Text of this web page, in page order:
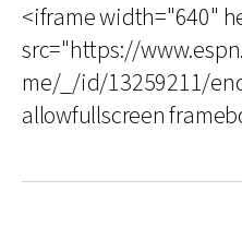
<iframe width="640"
src="https://
me/_/id/13259211/
allowfullscreen